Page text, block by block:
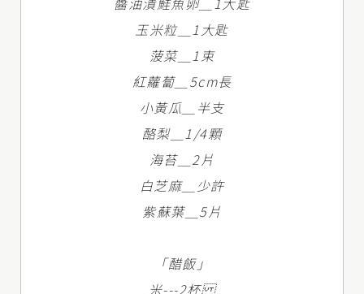
玉米粒＿1大匙
菠菜＿1束
紅蘿蔔＿5cm長
小黃瓜＿半支
酪梨＿1/4顆
海苔＿2片
白芝麻＿少許
紫蘇葉＿5片
「醋飯」
米---2杯